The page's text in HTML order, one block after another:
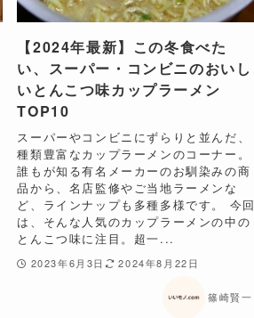
【2024年最新】この冬食べた
い、スーパー・コンビニのおいし
いとんこつ味カップラーメン
TOP10
スーパーやコンビニにずらりと並んだ、
種類豊富なカップラーメンのコーナー。
誰もが知る有名メーカーのお馴染みの商
品から、名店監修やご当地ラーメンな
ど、ラインナップも多種多様です。 今回
は、そんな人気のカップラーメンの中の
とんこつ味に注目。超一...
2023年6月3日 2024年8月22日
篠崎賢一